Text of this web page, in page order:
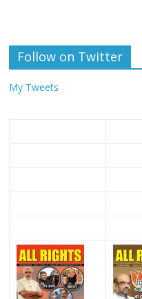
Follow on Twitter
My Tweets